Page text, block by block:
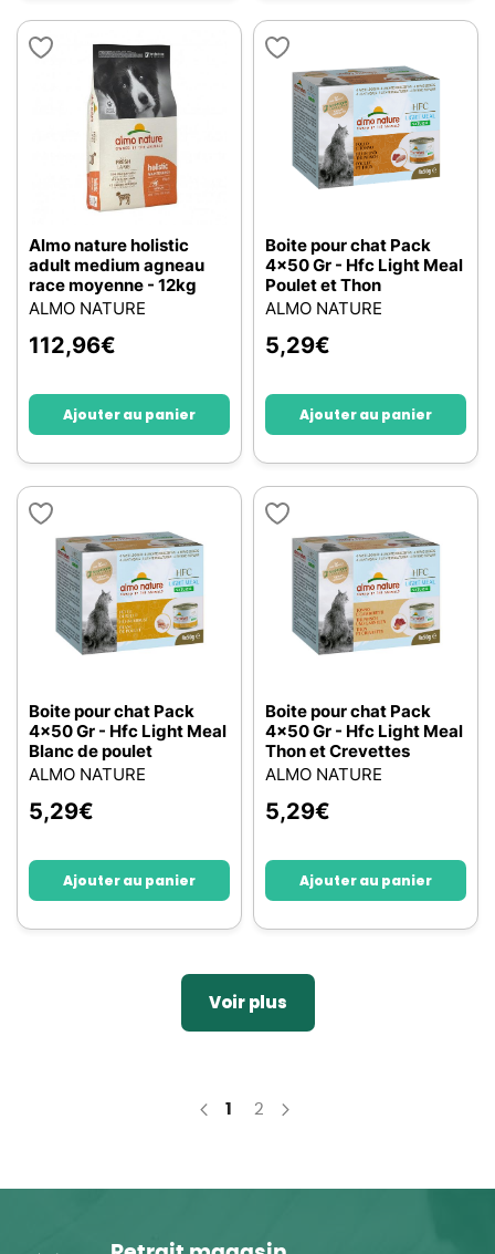
Almo nature holistic
adult medium agneau
race moyenne - 12kg
ALMO NATURE
112,96€
Ajouter au panier
Boite pour chat Pack
4x50 Gr - Hfc Light Meal
Poulet et Thon
ALMO NATURE
5,29€
Ajouter au panier
Boite pour chat Pack
4x50 Gr - Hfc Light Meal
Blanc de poulet
ALMO NATURE
5,29€
Ajouter au panier
Boite pour chat Pack
4x50 Gr - Hfc Light Meal
Thon et Crevettes
ALMO NATURE
5,29€
Ajouter au panier
Voir plus
Page
Précédent
You're currently reading page
1 Page
2